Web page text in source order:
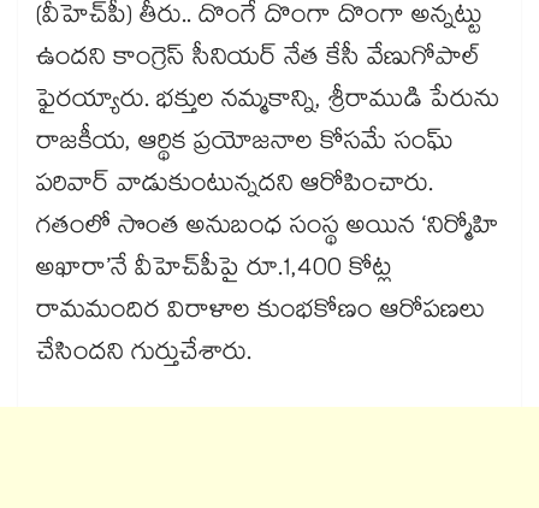
(వీహెచ్​పీ) తీరు.. దొంగే దొంగా దొంగా అన్నట్టు
ఉందని కాంగ్రెస్​ సీనియర్​ నేత కేసీ వేణుగోపాల్
ఫైరయ్యారు. భక్తుల నమ్మకాన్ని, శ్రీరాముడి పేరును
రాజకీయ, ఆర్థిక ప్రయోజనాల కోసమే సంఘ్
పరివార్ వాడుకుంటున్నదని ఆరోపించారు.
గతంలో సొంత అనుబంధ సంస్థ అయిన ‘నిర్మోహి
అఖారా’నే వీహెచ్‌‌‌‌పీపై రూ.1,400 కోట్ల
రామమందిర విరాళాల కుంభకోణం ఆరోపణలు
చేసిందని గుర్తుచేశారు.